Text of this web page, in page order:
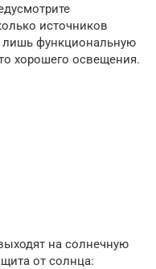
источников
лишь функциональную
хорошего освещения.
на солнечную
от солнца: